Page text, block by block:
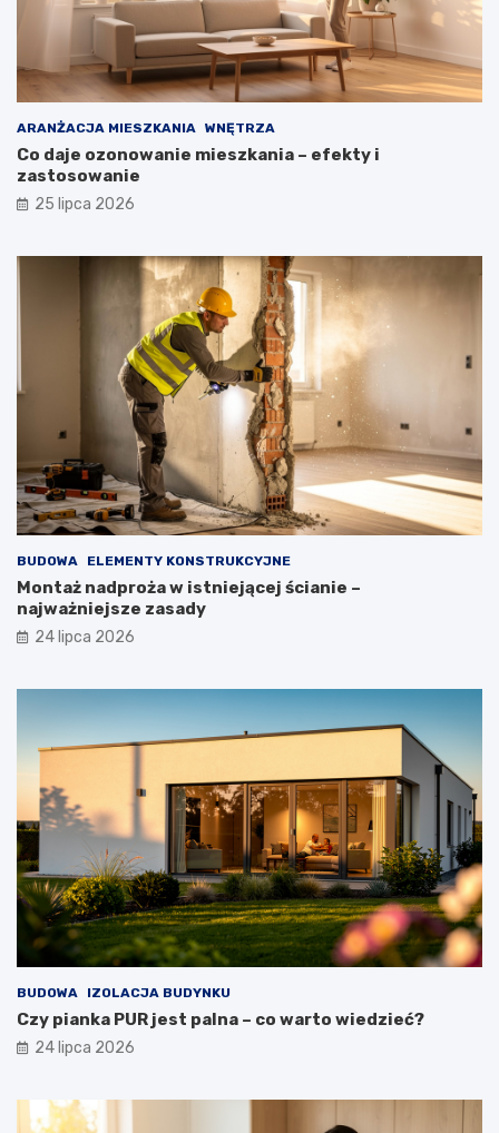
ARANŻACJA MIESZKANIA WNĘTRZA
Co daje ozonowanie mieszkania – efekty i
zastosowanie
25 lipca 2026
BUDOWA ELEMENTY KONSTRUKCYJNE
Montaż nadproża w istniejącej ścianie –
najważniejsze zasady
24 lipca 2026
BUDOWA IZOLACJA BUDYNKU
Czy pianka PUR jest palna – co warto wiedzieć?
24 lipca 2026